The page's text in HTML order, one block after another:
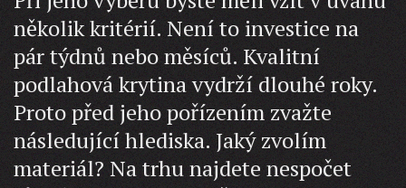
několik kritérií. Není to investice na
pár týdnů nebo měsíců. Kvalitní
podlahová krytina vydrží dlouhé roky.
Proto před jeho pořízením zvažte
následující hlediska. Jaký zvolím
materiál? Na trhu najdete nespočet